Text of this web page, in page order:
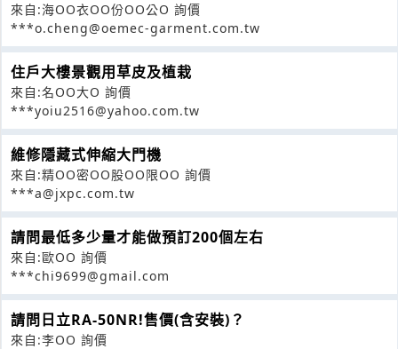
來自:海OO衣OO份OO公O 詢價
***o.cheng@oemec-garment.com.tw
住戶大樓景觀用草皮及植栽
來自:名OO大O 詢價
***yoiu2516@yahoo.com.tw
維修隱藏式伸縮大門機
來自:精OO密OO股OO限OO 詢價
***a@jxpc.com.tw
請問最低多少量才能做預訂200個左右
來自:歐OO 詢價
***chi9699@gmail.com
請問日立RA-50NR!售價(含安裝)？
來自:李OO 詢價